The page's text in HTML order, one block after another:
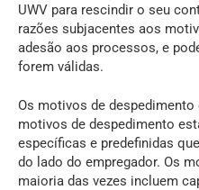
UWV para rescindir o seu
razões subjacentes aos
adesão aos processos, e
forem válidas.
Os motivos de
motivos de despedimento
específicas e predefinidas
do lado do empregador. Os
maioria das vezes incluem